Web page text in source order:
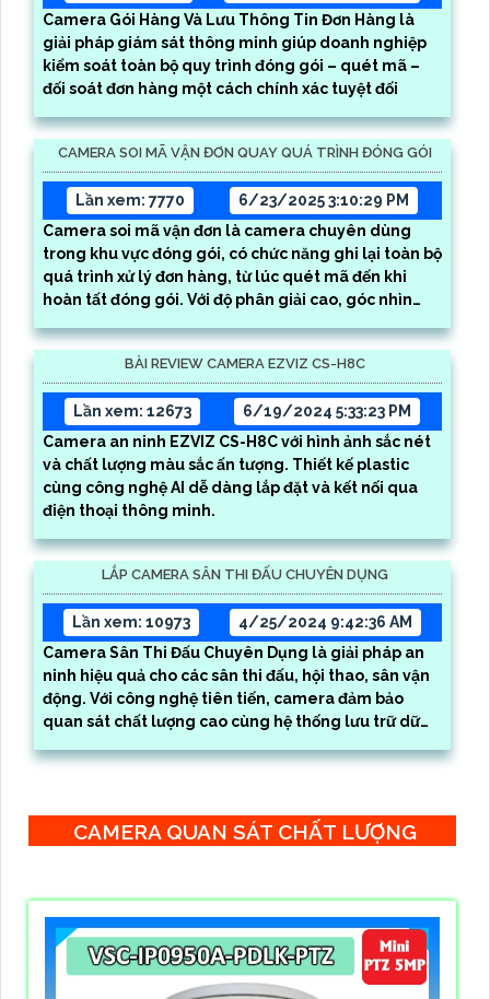
Camera Gói Hàng Và Lưu Thông Tin Đơn Hàng là
giải pháp giám sát thông minh giúp doanh nghiệp
kiểm soát toàn bộ quy trình đóng gói – quét mã –
đối soát đơn hàng một cách chính xác tuyệt đối
CAMERA SOI MÃ VẬN ĐƠN QUAY QUÁ TRÌNH ĐÓNG GÓI
Lần xem: 7770
6/23/2025 3:10:29 PM
Camera soi mã vận đơn là camera chuyên dùng
trong khu vực đóng gói, có chức năng ghi lại toàn bộ
quá trình xử lý đơn hàng, từ lúc quét mã đến khi
hoàn tất đóng gói. Với độ phân giải cao, góc nhìn
lý dễ dàng truy xuất thông tin khi cần thiết, hạn chế
nhầm lẫn và thất thoát hàng hóa
BÀI REVIEW CAMERA EZVIZ CS-H8C
Lần xem: 12673
6/19/2024 5:33:23 PM
Camera an ninh EZVIZ CS-H8C với hình ảnh sắc nét
và chất lượng màu sắc ấn tượng. Thiết kế plastic
cùng công nghệ AI dễ dàng lắp đặt và kết nối qua
điện thoại thông minh.
LẮP CAMERA SÂN THI ĐẤU CHUYÊN DỤNG
Lần xem: 10973
4/25/2024 9:42:36 AM
Camera Sân Thi Đấu Chuyên Dụng là giải pháp an
ninh hiệu quả cho các sân thi đấu, hội thao, sân vận
động. Với công nghệ tiên tiến, camera đảm bảo
quan sát chất lượng cao cùng hệ thống lưu trữ dữ
CAMERA QUAN SÁT CHẤT LƯỢNG